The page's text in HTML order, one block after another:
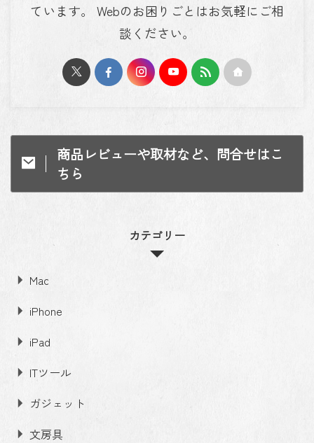
ています。 Webのお困りごとはお気軽にご相
談ください。
商品レビューや取材など、問合せはこ
ちら
カテゴリー
Mac
iPhone
iPad
ITツール
ガジェット
文房具